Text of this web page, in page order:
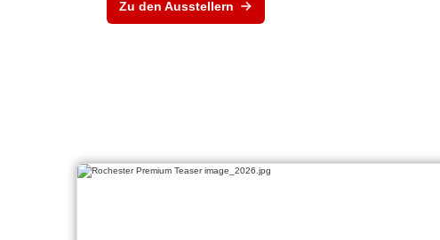
Zu den Ausstellern